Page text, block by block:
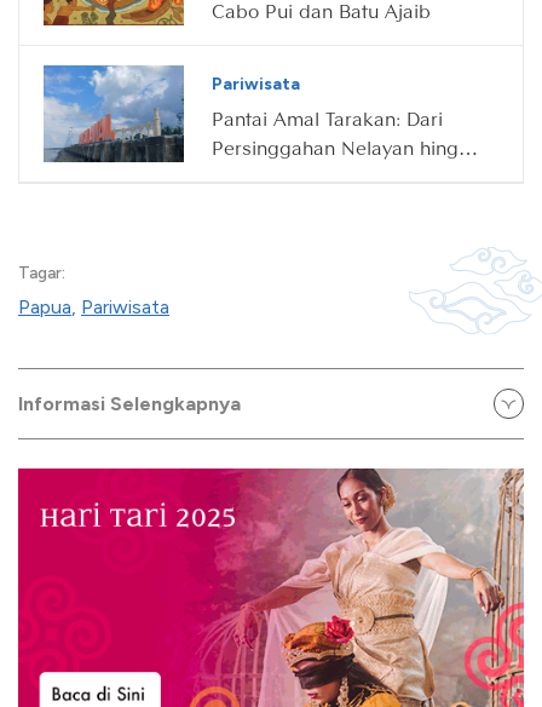
Cabo Pui dan Batu Ajaib
Pariwisata
Pantai Amal Tarakan: Dari
Persinggahan Nelayan hingga
Tagar:
Papua, Pariwisata
Informasi Selengkapnya